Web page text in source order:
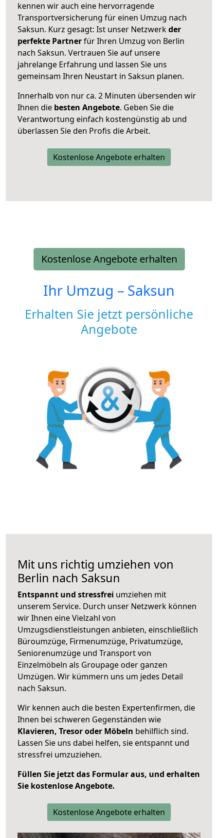
kennen wir auch eine hervorragende
Transportversicherung für einen Umzug nach
Saksun. Kurz gesagt: Ist unser Netzwerkder
perfekte Partnerfür Ihren Umzug von Berlin
nach Saksun. Vertrauen Sie auf unsere
jahrelange Erfahrung und lassen Sie uns
gemeinsam Ihren Neustart in Saksun planen.
Innerhalb von nur ca. 2 Minuten übersenden wir
Ihnen die besten Angebote. Geben Sie die
Verantwortung einfach kostengünstig ab und
überlassen Sie den Profis die Arbeit.
Kostenlose Angebote erhalten
Kostenlose Angebote erhalten
Ihr Umzug – Saksun
Erhalten Sie jetzt persönliche
Angebote
Mit uns richtig umziehen von
Berlin nach Saksun
Entspannt und stressfrei umziehen mit
unserem Service. Durch unser Netzwerk können
wir Ihnen eine Vielzahl von
Umzugsdienstleistungen anbieten, einschließlich
Büroumzüge, Firmenumzüge, Privatumzüge,
Seniorenumzüge und Transport von
Einzelmöbeln als Groupage oder ganzen
Umzügen. Wir kümmern uns um jedes Detail
nach Saksun.
Wir kennen auch die besten Expertenfirmen, die
Ihnen bei schweren Gegenständen wie
Klavieren, Tresor oder Möbeln behilflich sind.
Lassen Sie uns dabei helfen, sie entspannt und
stressfrei umzuziehen.
Füllen Sie jetzt das Formular aus, und erhalten
Sie kostenlose Angebote.
Kostenlose Angebote erhalten